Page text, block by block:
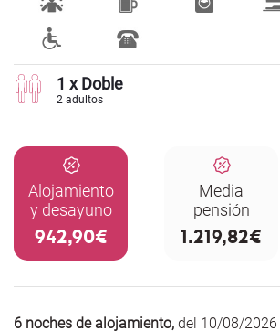
6 noches de alojamiento, del 10/08/
1 x Doble
2 adultos
Alojamiento
y desayuno
942,90€
Media
pensión
1.219,82€